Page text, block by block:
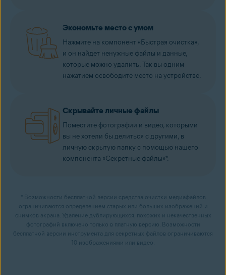
Экономьте место с умом
Нажмите на компонент «Быстрая очистка»,
и он найдет ненужные файлы и данные,
которые можно удалить. Так вы одним
нажатием освободите место на устройстве.
Скрывайте личные файлы
Поместите фотографии и видео, которыми
вы не хотели бы делиться с другими, в
личную скрытую папку с помощью нашего
компонента «Секретные файлы»*.
* Возможности бесплатной версии средства очистки медиафайлов
ограничиваются определением старых или больших изображений и
снимков экрана. Удаление дублирующихся, похожих и некачественных
фотографий включено только в платную версию. Возможности
бесплатной версии инструмента для секретных файлов ограничиваются
10 изображениями или видео.